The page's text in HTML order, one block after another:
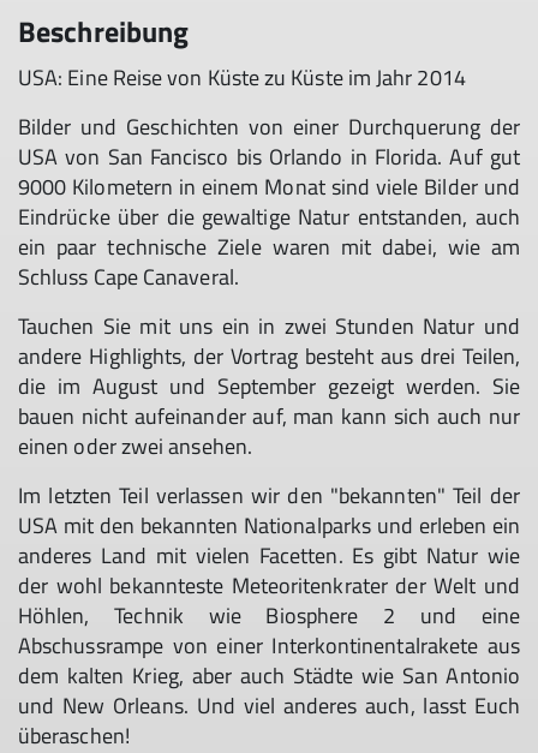
Beschreibung
USA: Eine Reise von Küste zu Küste im Jahr 2014
Bilder und Geschichten von einer Durchquerung der
USA von San Fancisco bis Orlando in Florida. Auf gut
9000 Kilometern in einem Monat sind viele Bilder und
Eindrücke über die gewaltige Natur entstanden, auch
ein paar technische Ziele waren mit dabei, wie am
Schluss Cape Canaveral.
Tauchen Sie mit uns ein in zwei Stunden Natur und
andere Highlights, der Vortrag besteht aus drei Teilen,
die im August und September gezeigt werden. Sie
bauen nicht aufeinander auf, man kann sich auch nur
einen oder zwei ansehen.
Im letzten Teil verlassen wir den "bekannten" Teil der
USA mit den bekannten Nationalparks und erleben ein
anderes Land mit vielen Facetten. Es gibt Natur wie
der wohl bekannteste Meteoritenkrater der Welt und
Höhlen, Technik wie Biosphere 2 und eine
Abschussrampe von einer Interkontinentalrakete aus
dem kalten Krieg, aber auch Städte wie San Antonio
und New Orleans. Und viel anderes auch, lasst Euch
überaschen!